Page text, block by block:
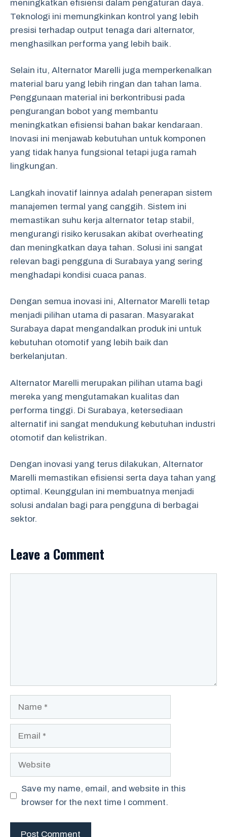
meningkatkan efisiensi dalam pengaturan daya.
Teknologi ini memungkinkan kontrol yang lebih
presisi terhadap output tenaga dari alternator,
menghasilkan performa yang lebih baik.
Selain itu, Alternator Marelli juga memperkenalkan
material baru yang lebih ringan dan tahan lama.
Penggunaan material ini berkontribusi pada
pengurangan bobot yang membantu
meningkatkan efisiensi bahan bakar kendaraan.
Inovasi ini menjawab kebutuhan untuk komponen
yang tidak hanya fungsional tetapi juga ramah
lingkungan.
Langkah inovatif lainnya adalah penerapan sistem
manajemen termal yang canggih. Sistem ini
memastikan suhu kerja alternator tetap stabil,
mengurangi risiko kerusakan akibat overheating
dan meningkatkan daya tahan. Solusi ini sangat
relevan bagi pengguna di Surabaya yang sering
menghadapi kondisi cuaca panas.
Dengan semua inovasi ini, Alternator Marelli tetap
menjadi pilihan utama di pasaran. Masyarakat
Surabaya dapat mengandalkan produk ini untuk
kebutuhan otomotif yang lebih baik dan
berkelanjutan.
Alternator Marelli merupakan pilihan utama bagi
mereka yang mengutamakan kualitas dan
performa tinggi. Di Surabaya, ketersediaan
alternatif ini sangat mendukung kebutuhan industri
otomotif dan kelistrikan.
Dengan inovasi yang terus dilakukan, Alternator
Marelli memastikan efisiensi serta daya tahan yang
optimal. Keunggulan ini membuatnya menjadi
solusi andalan bagi para pengguna di berbagai
sektor.
Leave a Comment
Website
Save my name, email, and website in this
browser for the next time I comment.